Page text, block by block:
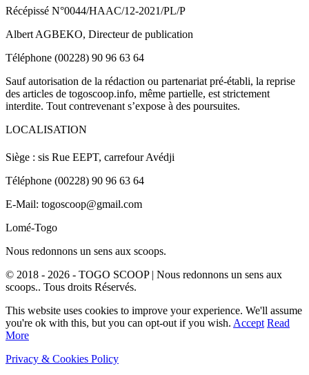
Récépissé N°0044/HAAC/12-2021/PL/P
Albert AGBEKO, Directeur de publication
Téléphone (00228) 90 96 63 64
Sauf autorisation de la rédaction ou partenariat pré-établi, la reprise
des articles de togoscoop.info, même partielle, est strictement
interdite. Tout contrevenant s’expose à des poursuites.
LOCALISATION
Siège : sis Rue EEPT, carrefour Avédji
Téléphone (00228) 90 96 63 64
E-Mail: togoscoop@gmail.com
Lomé-Togo
Nous redonnons un sens aux scoops.
© 2018 - 2026 - TOGO SCOOP | Nous redonnons un sens aux
scoops.. Tous droits Réservés.
This website uses cookies to improve your experience. We'll assume
you're ok with this, but you can opt-out if you wish. Accept Read
More
Privacy & Cookies Policy